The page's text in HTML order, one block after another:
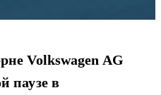
Volkswagen AG
паузе в